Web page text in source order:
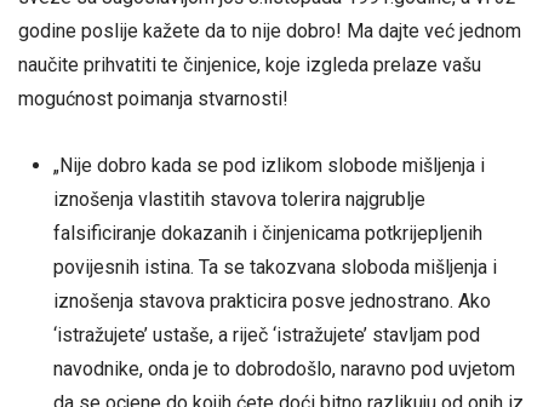
godine poslije kažete da to nije dobro! Ma dajte već jednom
naučite prihvatiti te činjenice, koje izgleda prelaze vašu
mogućnost poimanja stvarnosti!
„Nije dobro kada se pod izlikom slobode mišljenja i
iznošenja vlastitih stavova tolerira najgrublje
falsificiranje dokazanih i činjenicama potkrijepljenih
povijesnih istina. Ta se takozvana sloboda mišljenja i
iznošenja stavova prakticira posve jednostrano. Ako
‘istražujete’ ustaše, a riječ ‘istražujete’ stavljam pod
navodnike, onda je to dobrodošlo, naravno pod uvjetom